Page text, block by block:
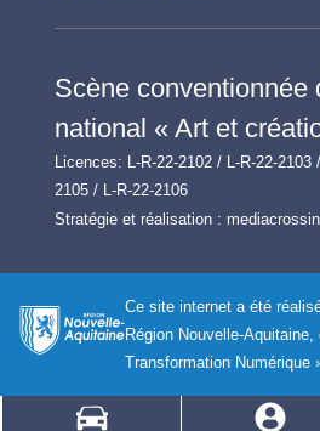
Scène conventionnée
national « Art et
Licences: L-R-22-2102 / L-R-22-2103
2105 / L-R-22-2106
Stratégie et réalisation :
Ce site internet a été
Région Nouvelle-
Transformation Numérique